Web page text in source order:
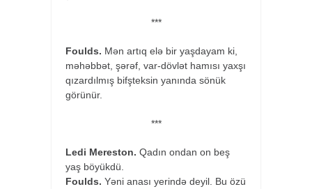
***
Foulds. Mən artıq elə bir yaşdayam ki,
məhəbbət, şərəf, var-dövlət hamısı yaxşı
qızardılmış bifşteksin yanında sönük
görünür.
***
Ledi Mereston. Qadın ondan on beş
yaş böyükdü.
Foulds. Yəni anası yerində deyil. Bu özü